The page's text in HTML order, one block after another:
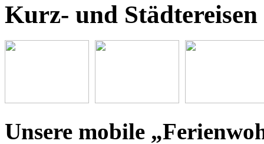
Kurz- und Städtereisen
Unsere mobile